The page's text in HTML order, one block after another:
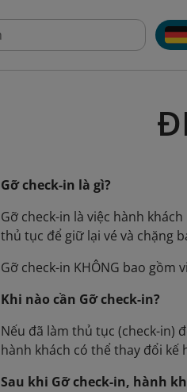
Gỡ check-in là gì?
Gỡ check-in là việc hành
thủ tục để giữ lại vé và chặng
Gỡ check-in KHÔNG bao gồm
Khi nào cần Gỡ check-in?
Nếu đã làm thủ tục (check-in)
hành khách có thể thay đổi kế
Sau khi Gỡ check-in, hành